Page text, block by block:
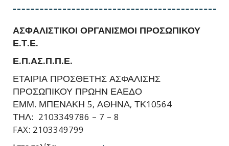
ΑΣΦΑΛΙΣΤΙΚΟΙ ΟΡΓΑΝΙΣΜΟΙ ΠΡΟΣΩΠΙΚΟΥ
Ε.Τ.Ε.
Ε.Π.ΑΣ.Π.Π.Ε.
ΕΤΑΙΡΙΑ ΠΡΟΣΘΕΤΗΣ ΑΣΦΑΛΙΣΗΣ
ΠΡΟΣΩΠΙΚΟΥ ΠΡΩΗΝ ΕΑΕΔΟ
ΕΜΜ. ΜΠΕΝΑΚΗ 5, ΑΘΗΝΑ, ΤΚ10564
ΤΗΛ: 2103349786 – 7 – 8
FAX: 2103349799